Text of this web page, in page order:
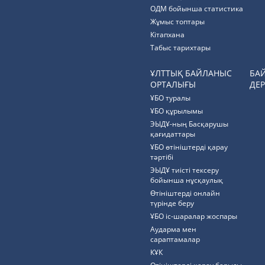
ОДМ бойынша статистика
Жұмыс топтары
Кітапхана
Табыс тарихтары
ҰЛТТЫҚ БАЙЛАНЫС
ОРТАЛЫҒЫ
ҰБО туралы
ҰБО құрылымы
ЭЫДҰ-ның Басқарушы
қағидаттары
ҰБО өтініштерді қарау
тәртібі
ЭЫДҰ тиісті тексеру
бойынша нұсқаулық
Өтініштерді онлайн
түрінде беру
ҰБО іс-шаралар жоспары
Аударма мен
сараптамалар
КҰК